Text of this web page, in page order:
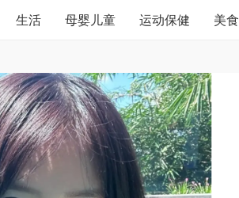
生活 母婴儿童 运动保健 美食